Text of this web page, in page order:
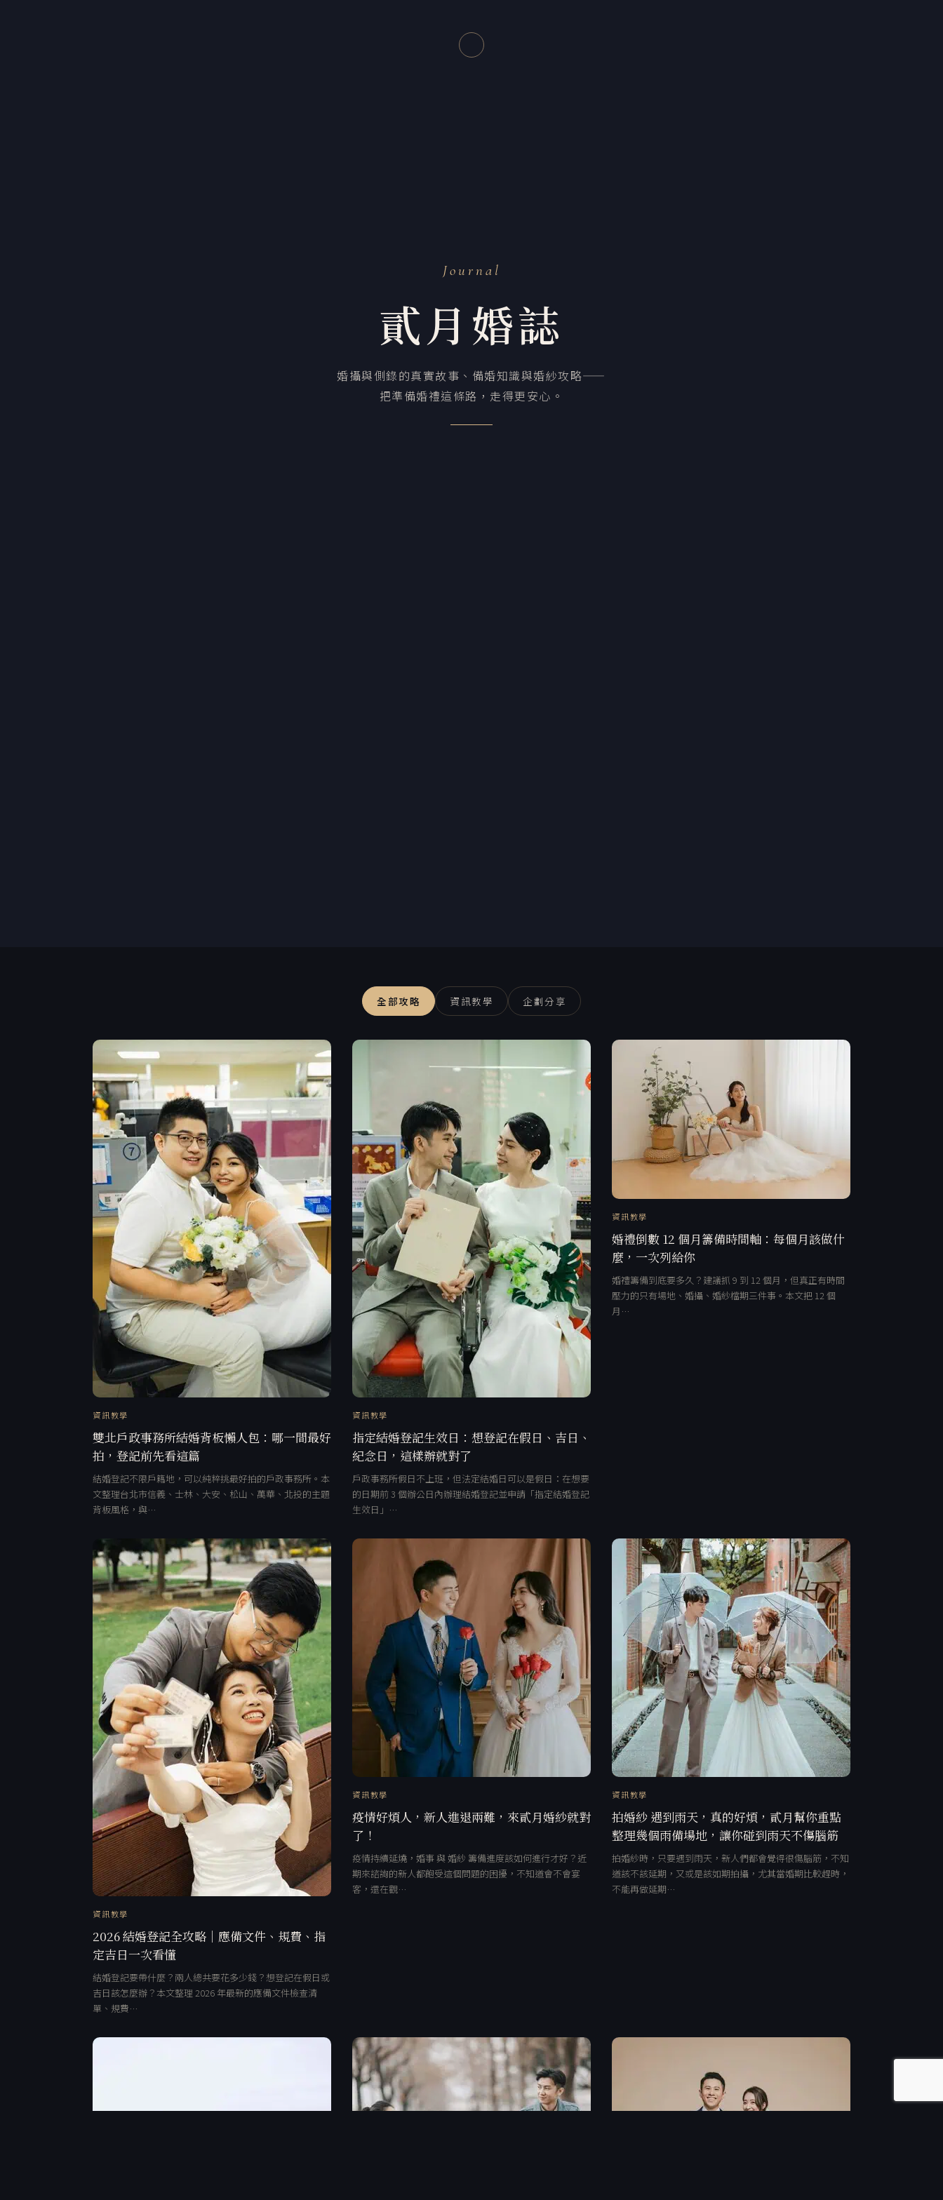
Journal
貳月婚誌
婚攝與側錄的真實故事、備婚知識與婚紗攻略——
把準備婚禮這條路，走得更安心。
全部攻略 資訊教學 企劃分享
資訊教學
雙北戶政事務所結婚背板懶人包：哪一間最好
拍，登記前先看這篇
結婚登記不限戶籍地，可以純粹挑最好拍的戶政事務所。本
文整理台北市信義、士林、大安、松山、萬華、北投的主題
背板風格，與…
資訊教學
指定結婚登記生效日：想登記在假日、吉日、
紀念日，這樣辦就對了
戶政事務所假日不上班，但法定結婚日可以是假日：在想要
的日期前 3 個辦公日內辦理結婚登記並申請「指定結婚登記
生效日」…
資訊教學
婚禮倒數 12 個月籌備時間軸：每個月該做什
麼，一次列給你
婚禮籌備到底要多久？建議抓 9 到 12 個月，但真正有時間
壓力的只有場地、婚攝、婚紗檔期三件事。本文把 12 個
月…
資訊教學
2026 結婚登記全攻略｜應備文件、規費、指
定吉日一次看懂
結婚登記要帶什麼？兩人總共要花多少錢？想登記在假日或
吉日該怎麼辦？本文整理 2026 年最新的應備文件檢查清
單、規費…
資訊教學
疫情好煩人，新人進退兩難，來貳月婚紗就對
了！
疫情持續延燒，婚事 與 婚紗 籌備進度該如何進行才好？近
期來諮詢的新人都飽受這個問題的困擾，不知道會不會宴
客，還在觀…
資訊教學
拍婚紗 遇到雨天，真的好煩，貳月幫你重點
整理幾個雨備場地，讓你碰到雨天不傷腦筋
拍婚紗時，只要遇到雨天，新人們都會覺得很傷腦筋，不知
道該不該延期，又或是該如期拍攝，尤其當婚期比較趕時，
不能再做延期…